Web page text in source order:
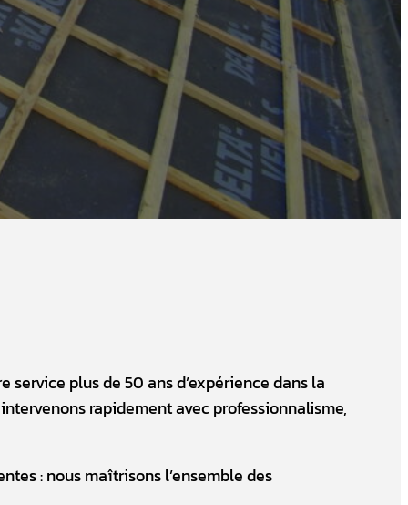
service plus de 50 ans d’expérience dans la
rapidement avec professionnalisme,
: nous maîtrisons l’ensemble des